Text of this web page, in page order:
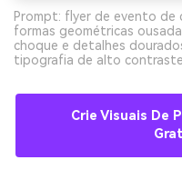
Prompt: flyer de evento de
formas geométricas
choque e detalhes
tipografia de alto
Crie Visuais De